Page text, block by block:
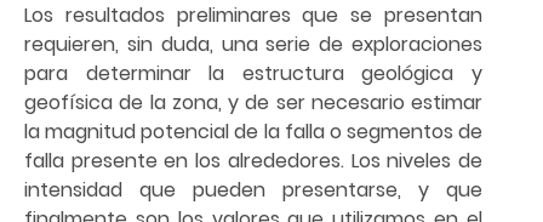
Los resultados preliminares que se presentan
requieren, sin duda, una serie de exploraciones
para determinar la estructura geológica y
geofísica de la zona, y de ser necesario estimar
la magnitud potencial de la falla o segmentos de
falla presente en los alrededores. Los niveles de
intensidad que pueden presentarse, y que